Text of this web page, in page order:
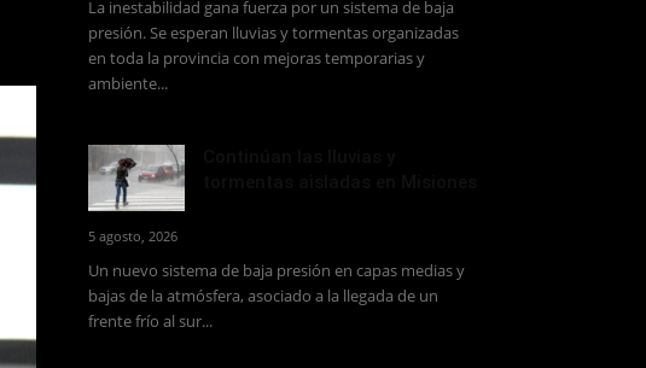
La inestabilidad gana fuerza por un sistema de baja
presión. Se esperan lluvias y tormentas organizadas
en toda la provincia con mejoras temporarias y
ambiente...
5 agosto, 2026
Un nuevo sistema de baja presión en capas medias y
bajas de la atmósfera, asociado a la llegada de un
frente frío al sur...